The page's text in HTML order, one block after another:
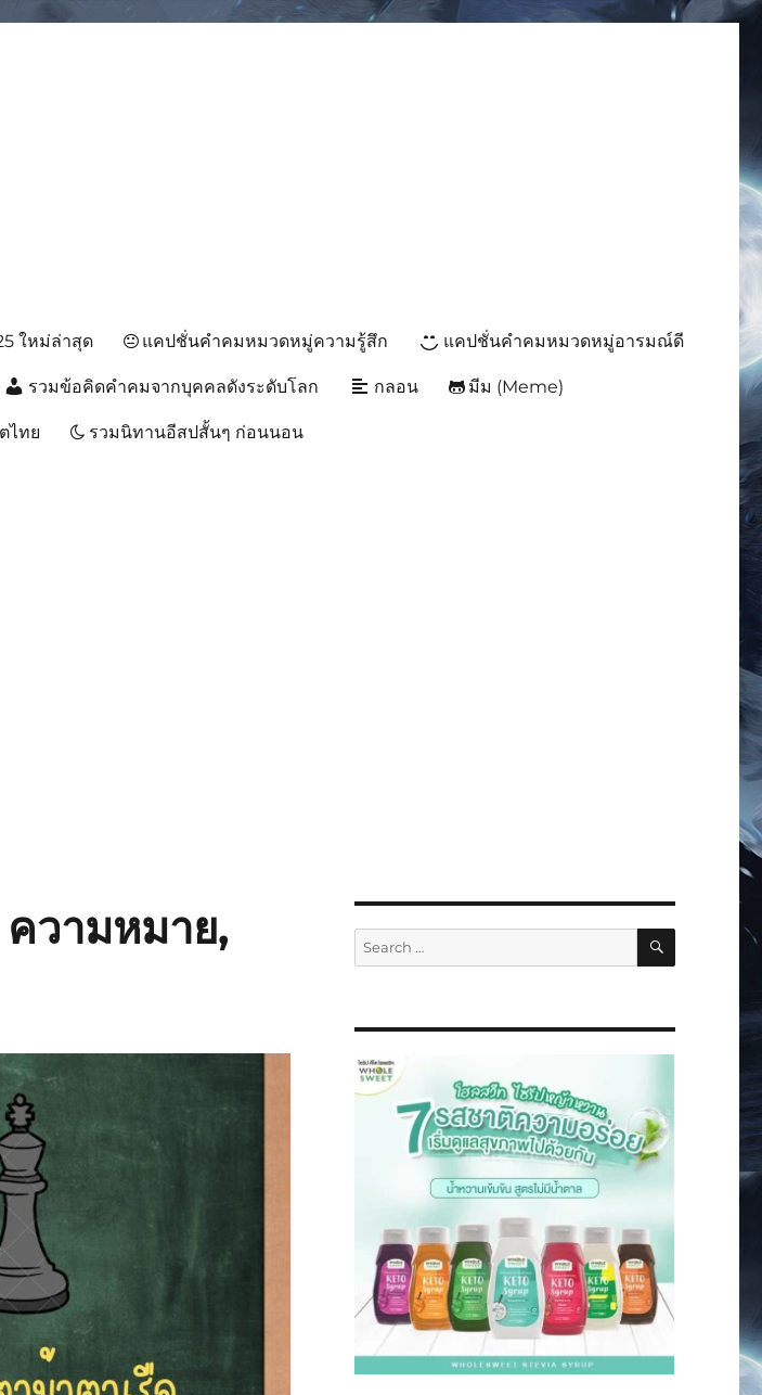
สุภาษิต, กลอน, มีมโดนๆ 2025 ฮาๆ
ใหม่ล่าสุด แคปชั่นคำคมหมวดหมู่ความรู้สึก แคปชั่นคำคมหมวดหมู่อารมณ์ดี
รวมข้อคิดคำคมจากบุคคลดังระดับโลก กลอน มีม (Meme)
ไทย รวมนิทานอีสปสั้นๆ ก่อนนอน
วามหมาย,